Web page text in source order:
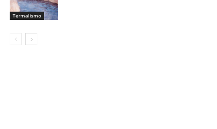
Termalismo